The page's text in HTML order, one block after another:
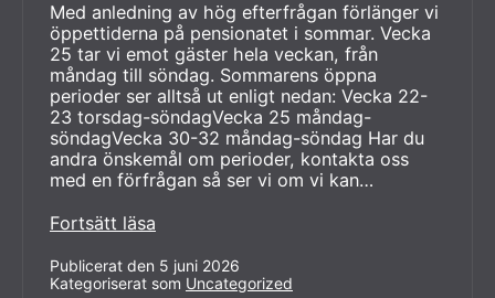
Med anledning av hög efterfrågan förlänger vi
öppettiderna på pensionatet i sommar. Vecka
25 tar vi emot gäster hela veckan, från
måndag till söndag. Sommarens öppna
perioder ser alltså ut enligt nedan: Vecka 22-
23 torsdag-söndagVecka 25 måndag-
söndagVecka 30-32 måndag-söndag Har du
andra önskemål om perioder, kontakta oss
med en förfrågan så ser vi om vi kan…
Fortsätt läsa
dagar
på
Publicerat den 5 juni 2026
Kategoriserat som Uncategorized